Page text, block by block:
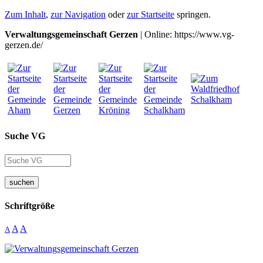
Zum Inhalt, zur Navigation oderzur Startseite springen.
Verwaltungsgemeinschaft Gerzen | Online: https://www.vg-
gerzen.de/
Suche VG
suchen
Schriftgröße
A A A